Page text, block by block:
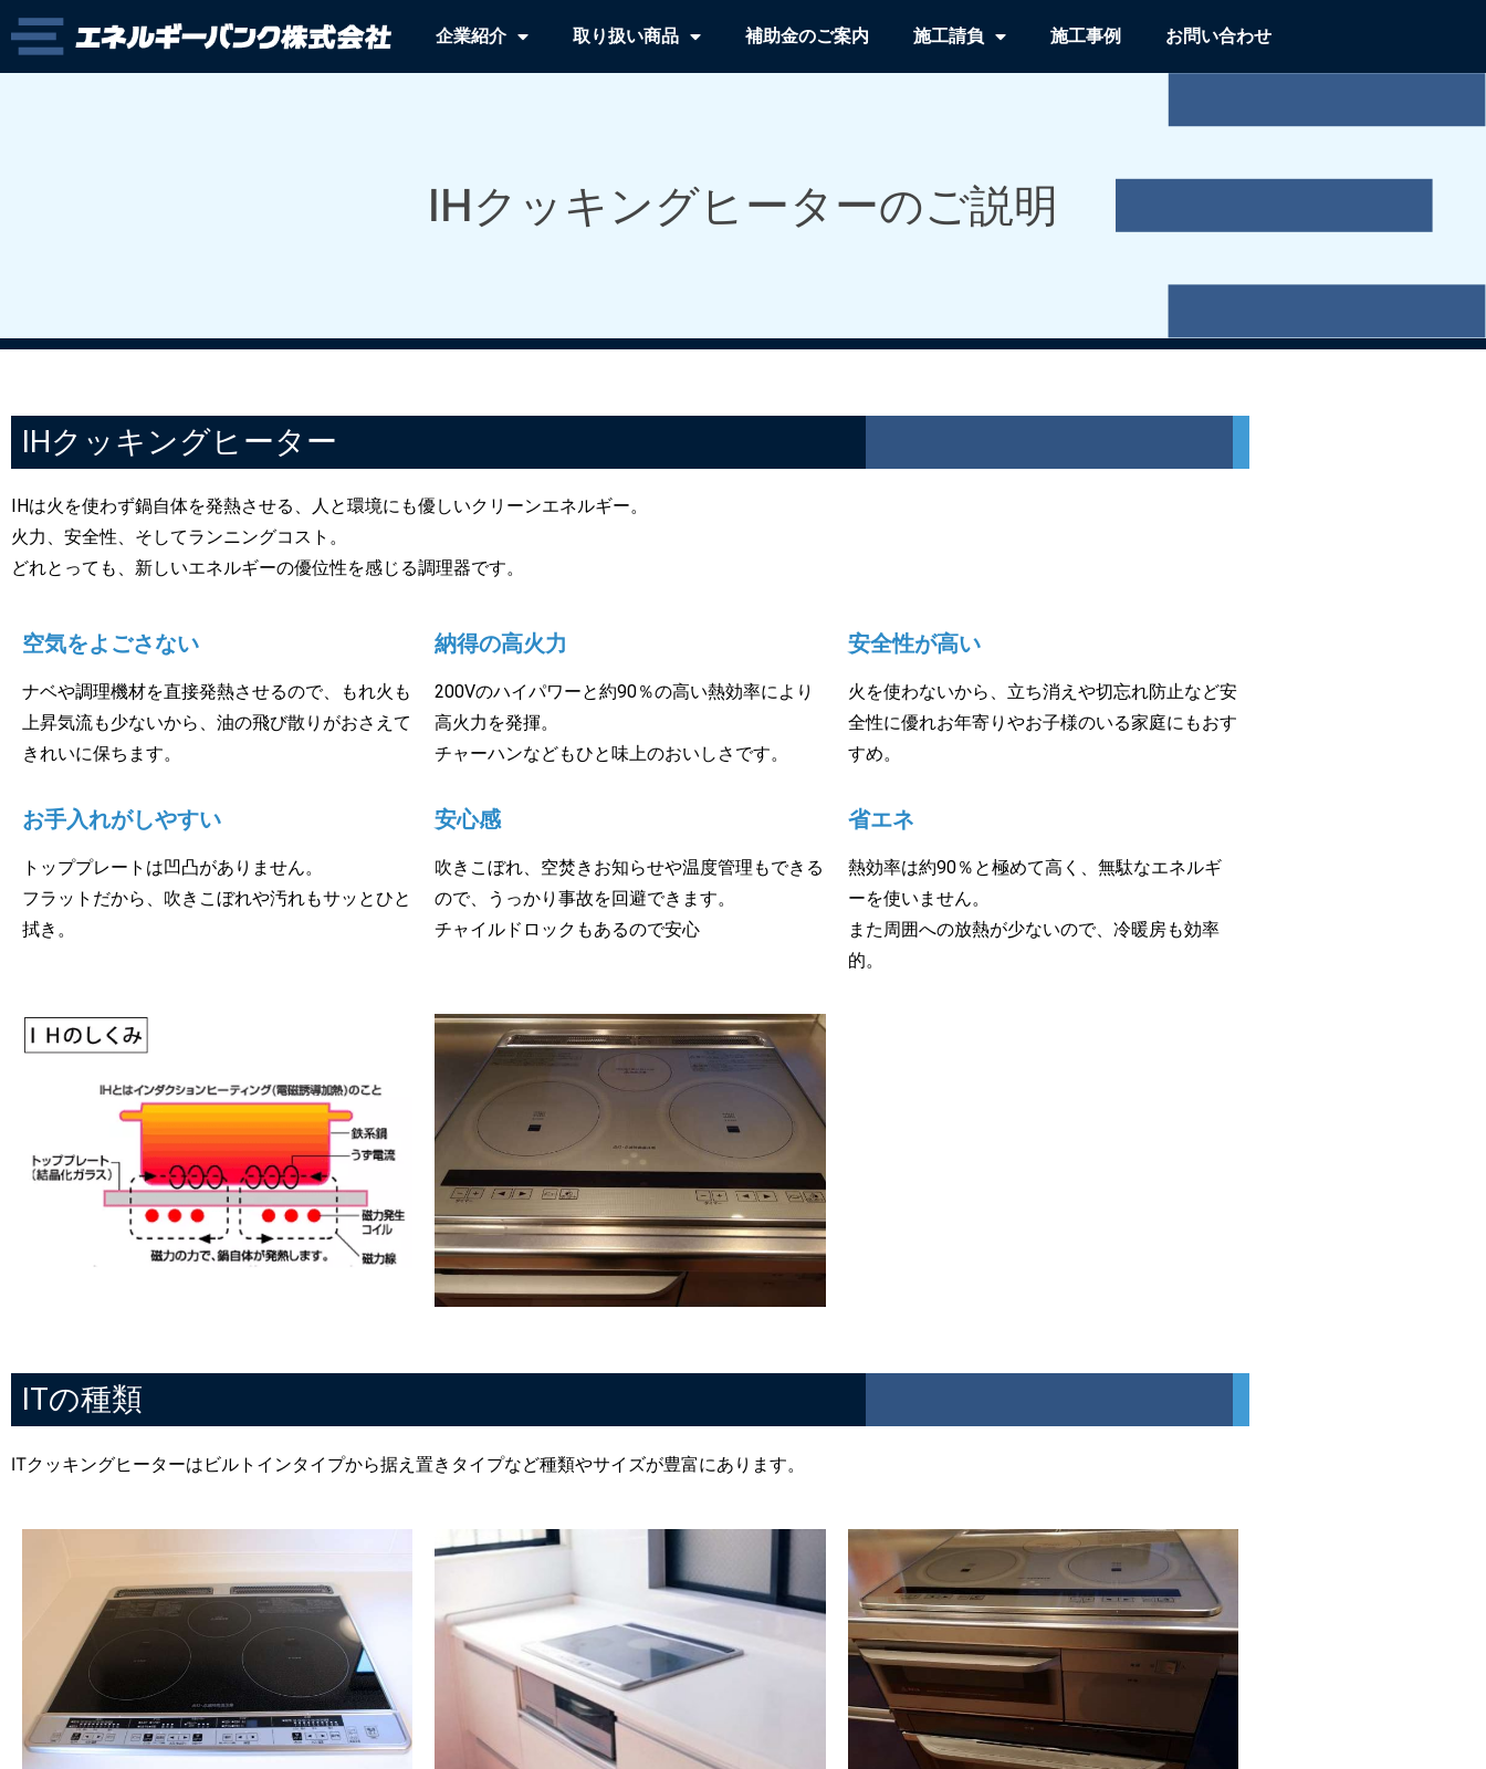
企業紹介 取り扱い商品 補助金のご案内 施工請負 施工事例 お問い合わせ
IHクッキングヒーターのご説明
IHクッキングヒーター
IHは火を使わず鍋自体を発熱させる、人と環境にも優しいクリーンエネルギー。
火力、安全性、そしてランニングコスト。
どれとっても、新しいエネルギーの優位性を感じる調理器です。
空気をよごさない
ナベや調理機材を直接発熱させるので、もれ火も
上昇気流も少ないから、油の飛び散りがおさえて
きれいに保ちます。
納得の高火力
200Vのハイパワーと約90％の高い熱効率により
高火力を発揮。
チャーハンなどもひと味上のおいしさです。
安全性が高い
火を使わないから、立ち消えや切忘れ防止など安
全性に優れお年寄りやお子様のいる家庭にもおす
すめ。
お手入れがしやすい
トッププレートは凹凸がありません。
フラットだから、吹きこぼれや汚れもサッとひと
拭き。
安心感
吹きこぼれ、空焚きお知らせや温度管理もできる
ので、うっかり事故を回避できます。
チャイルドロックもあるので安心
省エネ
熱効率は約90％と極めて高く、無駄なエネルギ
ーを使いません。
また周囲への放熱が少ないので、冷暖房も効率
的。
ITの種類
ITクッキングヒーターはビルトインタイプから据え置きタイプなど種類やサイズが豊富にあります。